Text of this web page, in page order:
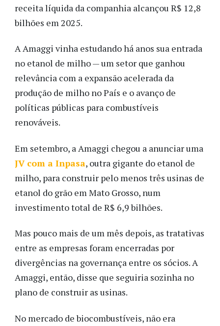
receita líquida da companhia alcançou R$ 12,8
bilhões em 2025.
A Amaggi vinha estudando há anos sua entrada
no etanol de milho — um setor que ganhou
relevância com a expansão acelerada da
produção de milho no País e o avanço de
políticas públicas para combustíveis
renováveis.
Em setembro, a Amaggi chegou a anunciar uma
JV com a Inpasa, outra gigante do etanol de
milho, para construir pelo menos três usinas de
etanol do grão em Mato Grosso, num
investimento total de R$ 6,9 bilhões.
Mas pouco mais de um mês depois, as tratativas
entre as empresas foram encerradas por
divergências na governança entre os sócios. A
Amaggi, então, disse que seguiria sozinha no
plano de construir as usinas.
No mercado de biocombustíveis, não era